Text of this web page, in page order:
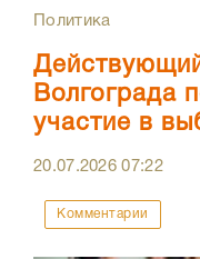
Политика
Волгограда
участие в
20.07.202607:22
Комментарии